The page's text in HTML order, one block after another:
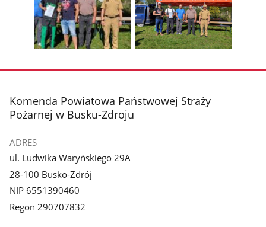
poprzednie
zdjęcia
1
z
galerii.
2
z
galerii.
zdjęcie
galerii.
zdjęcie
z
galerii.
stopka
Komenda Powiatowa Państwowej Straży
Pożarnej w Busku-Zdroju
ADRES
ul. Ludwika Waryńskiego 29A
28-100 Busko-Zdrój
NIP 6551390460
Regon 290707832